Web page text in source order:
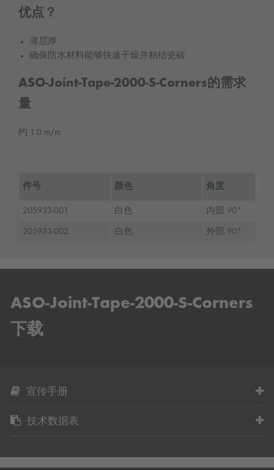
优点？
薄层厚
确保防水材料能够快速干燥并粘结瓷砖
ASO-Joint-Tape-2000-S-Corners的需求
量
约 1.0 m/m
件号 颜色 角度
205933-001 白色 内部 90°
205933-002 白色 外部 90°
ASO-Joint-Tape-2000-S-Corners
下载
宣传手册
技术数据表